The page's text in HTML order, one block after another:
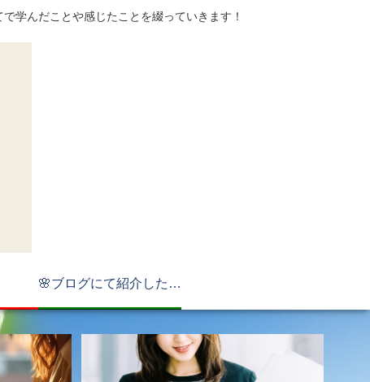
学んだことや感じたことを綴っていきます！
🌸ブログにて紹介したもの🌸